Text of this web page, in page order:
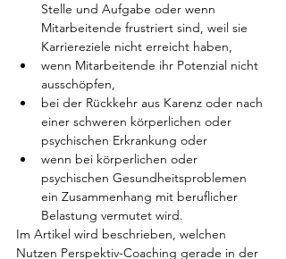
Stelle und Aufgabe oder wenn
Mitarbeitende frustriert sind, weil sie
Karriereziele nicht erreicht haben,
wenn Mitarbeitende ihr Potenzial nicht
ausschöpfen,
bei der Rückkehr aus Karenz oder nach
einer schweren körperlichen oder
psychischen Erkrankung oder
wenn bei körperlichen oder
psychischen Gesundheitsproblemen
ein Zusammenhang mit beruflicher
Belastung vermutet wird.
Im Artikel wird beschrieben, welchen
Nutzen Perspektiv-Coaching gerade in der